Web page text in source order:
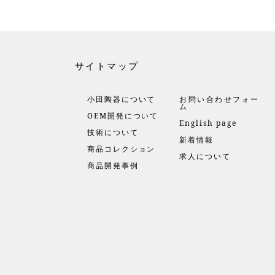
サイトマップ
小田陶器について
OEM開発について
技術について
商品コレクション
商品開発事例
お問い合わせフォー
ム
English page
新着情報
求人について